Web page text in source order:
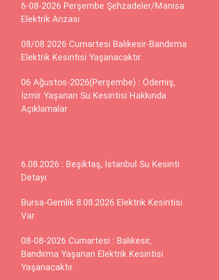
6-08-2026 Perşembe Şehzadeler/Manisa
Elektrik Arızası
08/08 2026 Cumartesi Balıkesir-Bandırma
Elektrik Kesintisi Yaşanacaktır
06 Ağustos-2026(Perşembe) : Ödemiş,
İzmir Yaşanan Su Kesintisi Hakkında
Açıklamalar
6.08.2026 : Beşiktaş, İstanbul Su Kesinti
Detayı
Bursa-Gemlik 8.08.2026 Elektrik Kesintisi
Var
08-08-2026 Cumartesi : Balıkesir,
Bandırma Yaşanan Elektrik Kesintisi
Yaşanacaktır